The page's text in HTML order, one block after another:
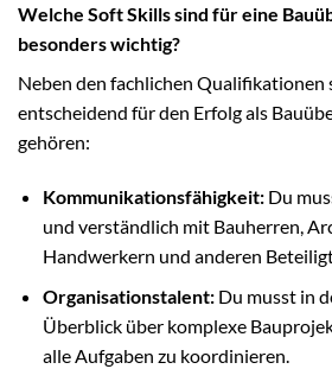
Welche Soft Skills sind für eine
besonders wichtig?
Neben den fachlichen Qualifikationen
entscheidend für den Erfolg als
gehören:
Kommunikationsfähigkeit:Du
und verständlich mit Bauherren,
Handwerkern und anderen
Organisationstalent:Du musst in
Überblick über komplexe
alle Aufgaben zu koordinieren.